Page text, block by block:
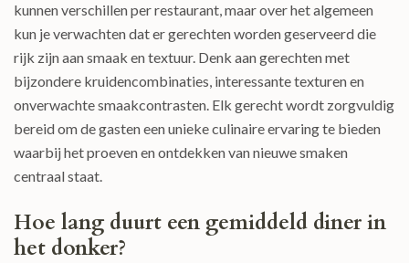
kunnen verschillen per restaurant, maar over het algemeen
kun je verwachten dat er gerechten worden geserveerd die
rijk zijn aan smaak en textuur. Denk aan gerechten met
bijzondere kruidencombinaties, interessante texturen en
onverwachte smaakcontrasten. Elk gerecht wordt zorgvuldig
bereid om de gasten een unieke culinaire ervaring te bieden
waarbij het proeven en ontdekken van nieuwe smaken
centraal staat.
Hoe lang duurt een gemiddeld diner in
het donker?